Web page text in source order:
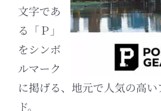
文字であ
る「Ｐ」
をシンボ
ルマーク
に掲げる、地元で人気の高
ド。